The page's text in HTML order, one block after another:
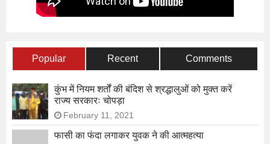
Popular Recent Comments
कुंभ में नियम शर्तों की बंदिश से श्रद्धालुओं को मुक्त करें
राज्य सरकारः चोपड़ा
February 11, 2021
फासी का फंदा लगाकर युवक ने की आत्महत्या